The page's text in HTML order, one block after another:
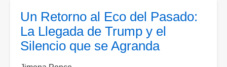
y
Michoacán
vuelven
Un Retorno al Eco del Pasado:
La Llegada de Trump y el
Silencio que se Agranda